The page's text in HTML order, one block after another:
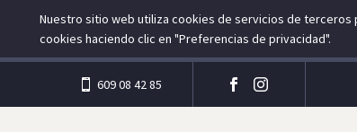
609 08 42 85
Nuestro sitio web utiliza cookies de servicios de terceros
cookies haciendo clic en "Preferencias de privacidad".